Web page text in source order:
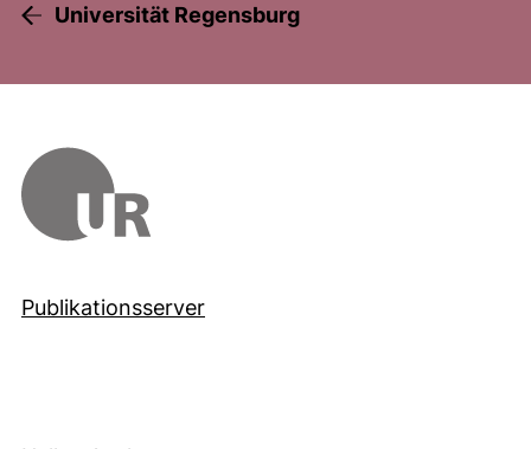
Universität Regensburg
Publikationsserver